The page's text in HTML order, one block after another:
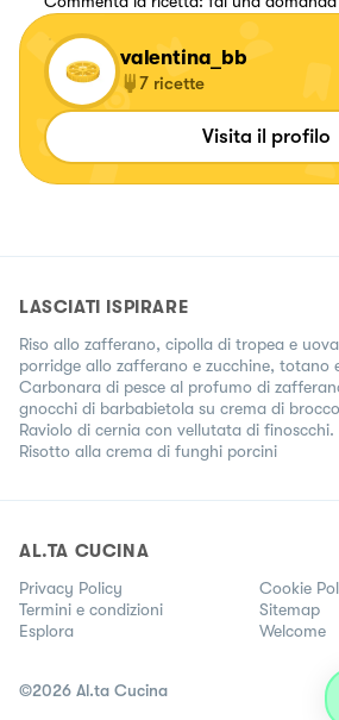
valentina_bb
7 ricette
Visita il profilo
LASCIATI ISPIRARE
Riso allo zafferano, cipolla di tropea e
porridge allo zafferano e zucchine, totano
Carbonara di pesce al profumo di
gnocchi di barbabietola su crema di
Raviolo di cernia con vellutata di finoscchi.
Risotto alla crema di funghi porcini
AL.TA CUCINA
Privacy Policy
Cookie
Termini e condizioni
Sitemap
Esplora
Welcome
©2026 Al.ta Cucina